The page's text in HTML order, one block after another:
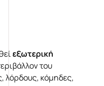
εξωτερική
του
λόρδους, κόμηδες,